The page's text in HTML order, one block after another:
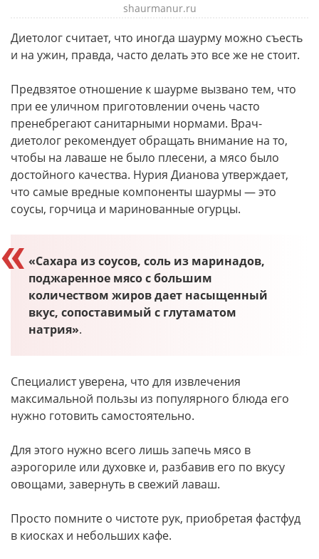
shaurmanur.ru
Диетолог считает, что иногда шаурму можно съесть
и на ужин, правда, часто делать это все же не стоит.
Предвзятое отношение к шаурме вызвано тем, что
при ее уличном приготовлении очень часто
пренебрегают санитарными нормами. Врач-
диетолог рекомендует обращать внимание на то,
чтобы на лаваше не было плесени, а мясо было
достойного качества. Нурия Дианова утверждает,
что самые вредные компоненты шаурмы — это
соусы, горчица и маринованные огурцы.
«Сахара из соусов, соль из маринадов,
поджаренное мясо с большим
количеством жиров дает насыщенный
вкус, сопоставимый с глутаматом
натрия».
Специалист уверена, что для извлечения
максимальной пользы из популярного блюда его
нужно готовить самостоятельно.
Для этого нужно всего лишь запечь мясо в
аэрогориле или духовке и, разбавив его по вкусу
овощами, завернуть в свежий лаваш.
Просто помните о чистоте рук, приобретая фастфуд
в киосках и небольших кафе.